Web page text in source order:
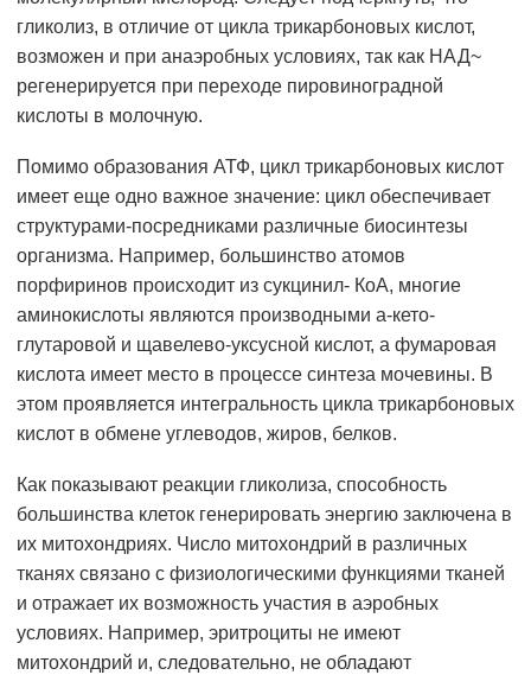
гликолиз, в отличие от цикла трикарбоновых кислот,
возможен и при анаэробных условиях, так как НАД~
регенерируется при переходе пировиноградной
кислоты в молочную.
Помимо образования АТФ, цикл трикарбоновых кислот
имеет еще одно важное значение: цикл обеспечивает
структурами-посредниками различные биосинтезы
организма. Например, большинство атомов
порфиринов происходит из сукцинил- КоА, многие
аминокислоты являются производными а-кето-
глутаровой и щавелево-уксусной кислот, а фумаровая
кислота имеет место в процессе синтеза мочевины. В
этом проявляется интегральность цикла трикарбоновых
кислот в обмене углеводов, жиров, белков.
Как показывают реакции гликолиза, способность
большинства клеток генерировать энергию заключена в
их митохондриях. Число митохондрий в различных
тканях связано с физиологическими функциями тканей
и отражает их возможность участия в аэробных
условиях. Например, эритроциты не имеют
митохондрий и, следовательно, не обладают